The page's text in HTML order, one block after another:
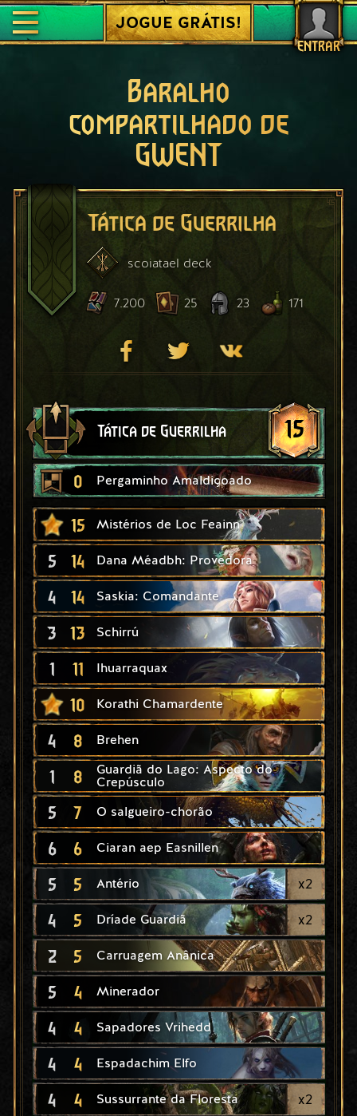
ENTRAR
JOGUE GRÁTIS!
Baralho
compartilhado de
GWENT
Tática de Guerrilha
scoiatael deck
7.200 25 23 171
Tática de Guerrilha 15
0 Pergaminho Amaldiçoado
15 Mistérios de Loc Feainn
5 14 Dana Méadbh: Provedora
4 14 Saskia: Comandante
3 13 Schirrú
1 11 Ihuarraquax
10 Korathi Chamardente
4 8 Brehen
1 8
Guardiã do Lago: Aspecto do
Crepúsculo
5 7 O salgueiro-chorão
6 6 Ciaran aep Easnillen
5 5 Antério x2
4 5 Dríade Guardiã x2
2 5 Carruagem Anânica
5 4 Minerador
4 4 Sapadores Vrihedd
4 4 Espadachim Elfo
4 4 Sussurrante da Floresta x2